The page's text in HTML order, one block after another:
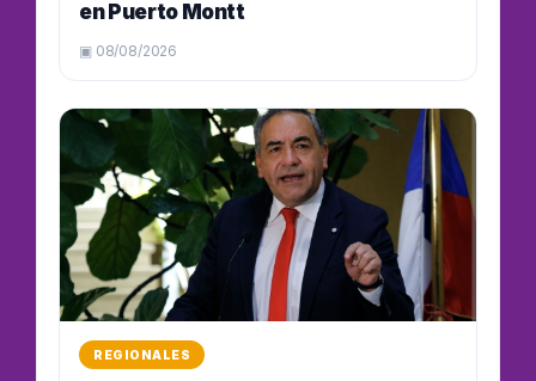
en Puerto Montt
▣ 08/08/2026
REGIONALES